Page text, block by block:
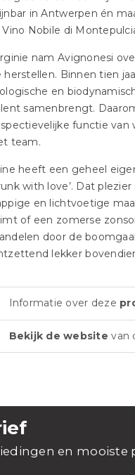
in Antwerpen én
Vino Nobile di
nam Avignonesi
herstellen. Binnen tien
en
samenbrengt.
functie van
team.
heeft een geheel
with love’. Dat
en lichtvoetige
of een zomerse
door de
lekker
Informatie over deze
Bekijk de website van
en mooiste